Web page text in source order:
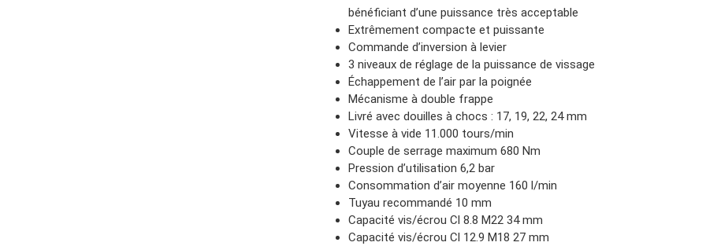
bénéficiant d’une puissance très acceptable
Extrêmement compacte et puissante
Commande d’inversion à levier
3 niveaux de réglage de la puissance de vissage
Échappement de l’air par la poignée
Mécanisme à double frappe
Livré avec douilles à chocs : 17, 19, 22, 24 mm
Vitesse à vide 11.000 tours/min
Couple de serrage maximum 680 Nm
Pression d’utilisation 6,2 bar
Consommation d’air moyenne 160 l/min
Tuyau recommandé 10 mm
Capacité vis/écrou Cl 8.8 M22 34 mm
Capacité vis/écrou Cl 12.9 M18 27 mm